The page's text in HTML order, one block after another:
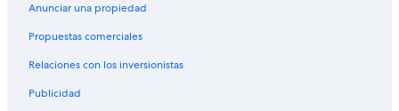
Hoteles en Guarne
Lodges en Guarne
Villas en Guarne
Hoteles en El Hatillo
Anunciar una propiedad
Propuestas comerciales
Relaciones con los inversionistas
Publicidad